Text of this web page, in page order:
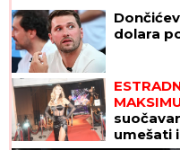
dolara
umešati i